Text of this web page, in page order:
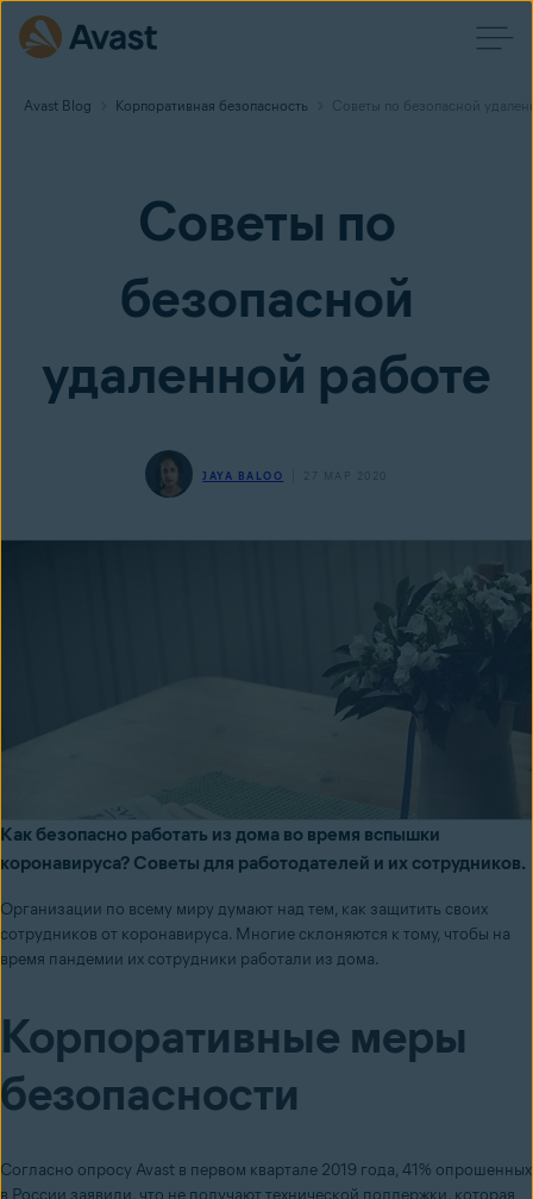
Avast Blog Корпоративная безопасность Советы по безопасной
Советы по
безопасной
удаленной работе
JAYA BALOO 27 МАР 2020
Как безопасно работать из дома во время вспышки
коронавируса? Советы для работодателей и их сотрудников.
Организации по всему миру думают над тем, как защитить своих
сотрудников от коронавируса. Многие склоняются к тому, чтобы на
время пандемии их сотрудники работали из дома.
Корпоративные меры
безопасности
Согласно опросу Avast в первом квартале 2019 года, 41% опрошенных
в России заявили, что не получают технической поддержки, которая